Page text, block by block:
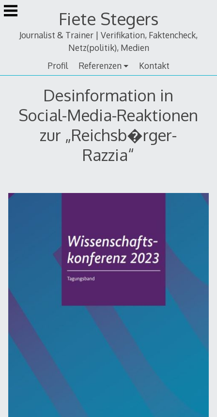
Zum
Inhalt
Fiete Stegers
Journalist & Trainer | Verifikation, Faktencheck,
Netz(politik), Medien
Profil
Referenzen Kontakt
Desinformation in
Social-Media-Reaktionen
zur „Reichsb�rger-
Razzia“